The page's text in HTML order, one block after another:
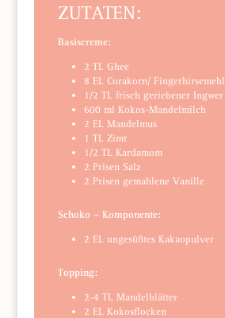
ZUTATEN:
Basiscreme:
2 TL Ghee
8 EL Corakorn/ Fingerhirsemehl
1/2 TL frisch geriebener Ingwer
600 ml Kokos-Mandelmilch
2 EL Mandelmus
1 TL Zimt
1/2 TL Kardamom
2 Prisen Salz
2 Prisen gemahlene Vanille
Schoko – Komponente:
2 EL ungesüßtes Kakaopulver
Topping:
2-4 TL Mandelblätter
2 EL Kokosflocken